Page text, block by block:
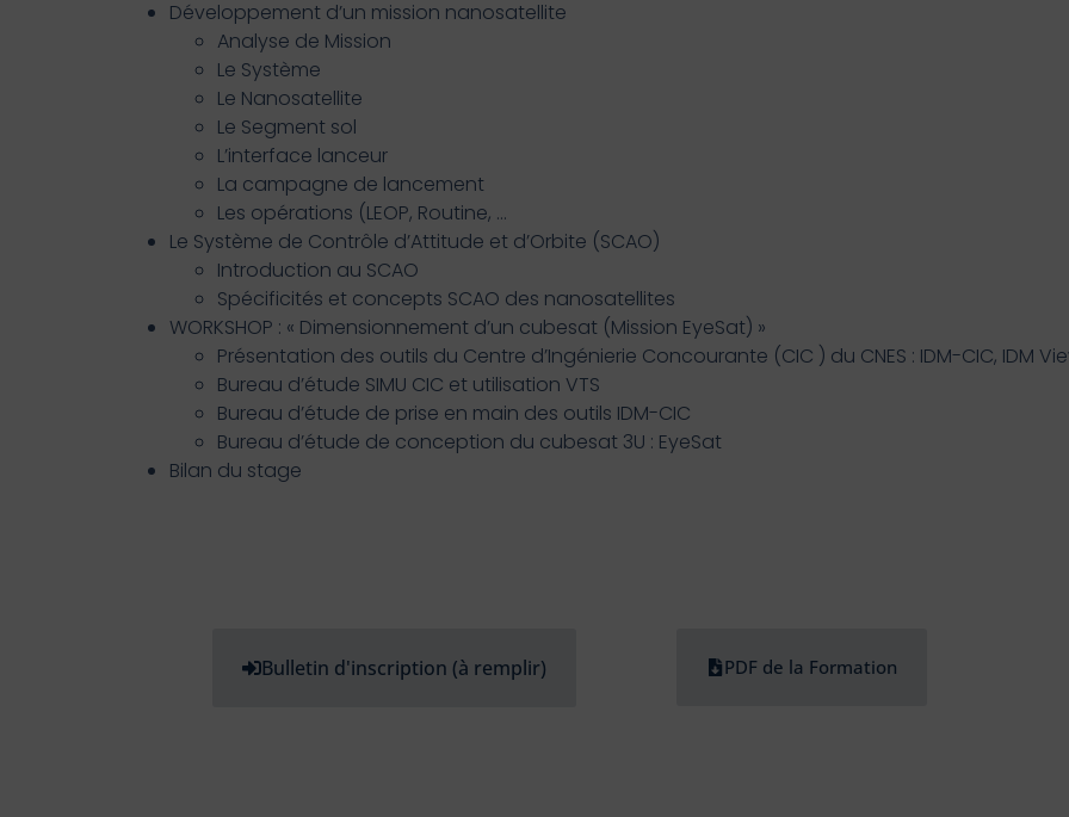
Développement d’un mission nanosatellite
Analyse de Mission
Le Système
Le Nanosatellite
Le Segment sol
L’interface lanceur
La campagne de lancement
Les opérations (LEOP, Routine, …
Le Système de Contrôle d’Attitude et d’Orbite (SCAO)
Introduction au SCAO
Spécificités et concepts SCAO des nanosatellites
WORKSHOP : « Dimensionnement d’un cubesat (Mission EyeSat) »
Présentation des outils du Centre d’Ingénierie Concourante (CIC ) du CNES : IDM-CIC, IDM
Bureau d’étude SIMU CIC et utilisation VTS
Bureau d’étude de prise en main des outils IDM-CIC
Bureau d’étude de conception du cubesat 3U : EyeSat
Bilan du stage
Bulletin d'inscription (à remplir) PDF de la Formation